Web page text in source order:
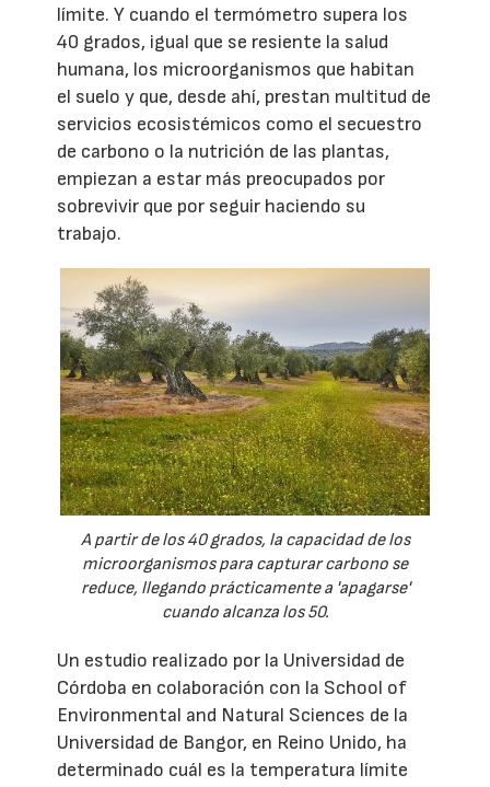
límite. Y cuando el termómetro supera los
40 grados, igual que se resiente la salud
humana, los microorganismos que habitan
el suelo y que, desde ahí, prestan multitud de
servicios ecosistémicos como el secuestro
de carbono o la nutrición de las plantas,
empiezan a estar más preocupados por
sobrevivir que por seguir haciendo su
trabajo.
A partir de los 40 grados, la capacidad de los
microorganismos para capturar carbono se
reduce, llegando prácticamente a 'apagarse'
cuando alcanza los 50.
Un estudio realizado por la Universidad de
Córdoba en colaboración con la School of
Environmental and Natural Sciences de la
Universidad de Bangor, en Reino Unido, ha
determinado cuál es la temperatura límite